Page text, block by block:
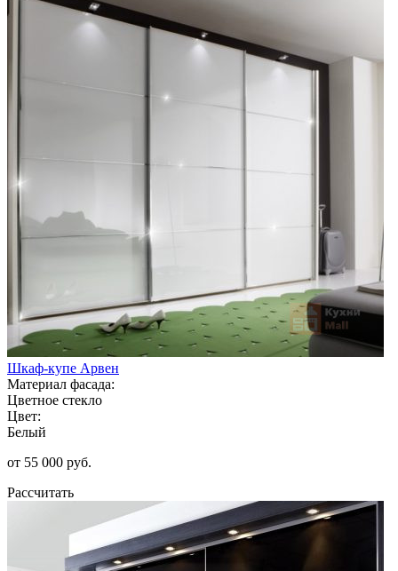
Шкаф-купе Арвен
Материал фасада:
Цветное стекло
Цвет:
Белый
от 55 000 руб.
Рассчитать